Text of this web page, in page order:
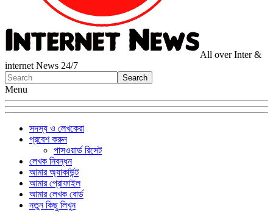
All over Inter &
internet News 24/7
Menu
সদস্য ও লেখকেরা
প্রবেশ করুন
পাসওয়ার্ড রিসেট
লেখক নিবন্ধন
আমার অ্যাকাউন্ট
আমার প্রোফাইল
আমার লেখক বোর্ড
নতুন কিছু লিখুন